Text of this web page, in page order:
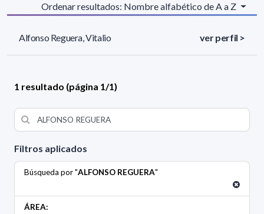
Filtros aplicados
Búsqueda por "ALFONSO REGUERA"
ÁREA:
Ordenar resultados: Nombre alfabético de A a Z
Alfonso Reguera, Vitalio ver perfil >
1 resultado (página 1/1)